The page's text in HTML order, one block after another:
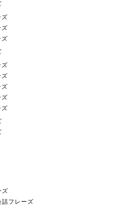
ズ
ズ
ズ
ズ
ズ
ズ
話フレーズ